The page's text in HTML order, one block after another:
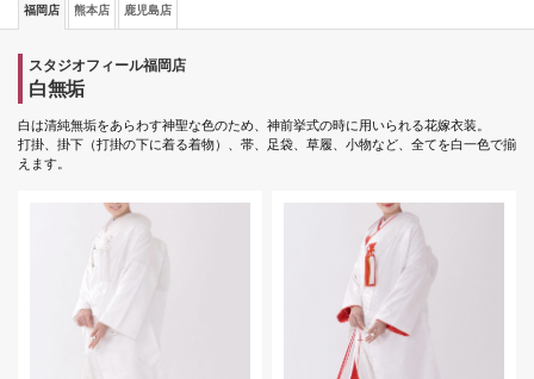
福岡店 熊本店 鹿児島店
スタジオフィール福岡店
白無垢
白は清純無垢をあらわす神聖な色のため、神前挙式の時に用いられる花嫁衣装。
打掛、掛下（打掛の下に着る着物）、帯、足袋、草履、小物など、全てを白一色で揃
えます。